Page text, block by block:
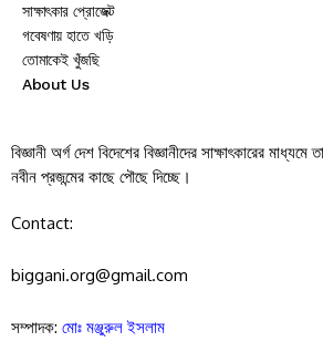
সাক্ষাৎকার প্রোজেক্ট
গবেষণায় হাতে খড়ি
তোমাকেই খুঁজছি
About Us
বিজ্ঞানী অর্গ দেশ বিদেশের বিজ্ঞানীদের সাক্ষাৎকারের
নবীন প্রজন্মের কাছে পৌছে দিচ্ছে।
Contact:
biggani.org@gmail.com
সম্পাদক: মোঃ মঞ্জুরুল ইসলাম